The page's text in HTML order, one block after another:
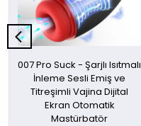
007 Pro Suck - Şarjlı Isıtmalı
İnleme Sesli Emiş ve
Titreşimli Vajina Dijital
Ekran Otomatik
Mastürbatör